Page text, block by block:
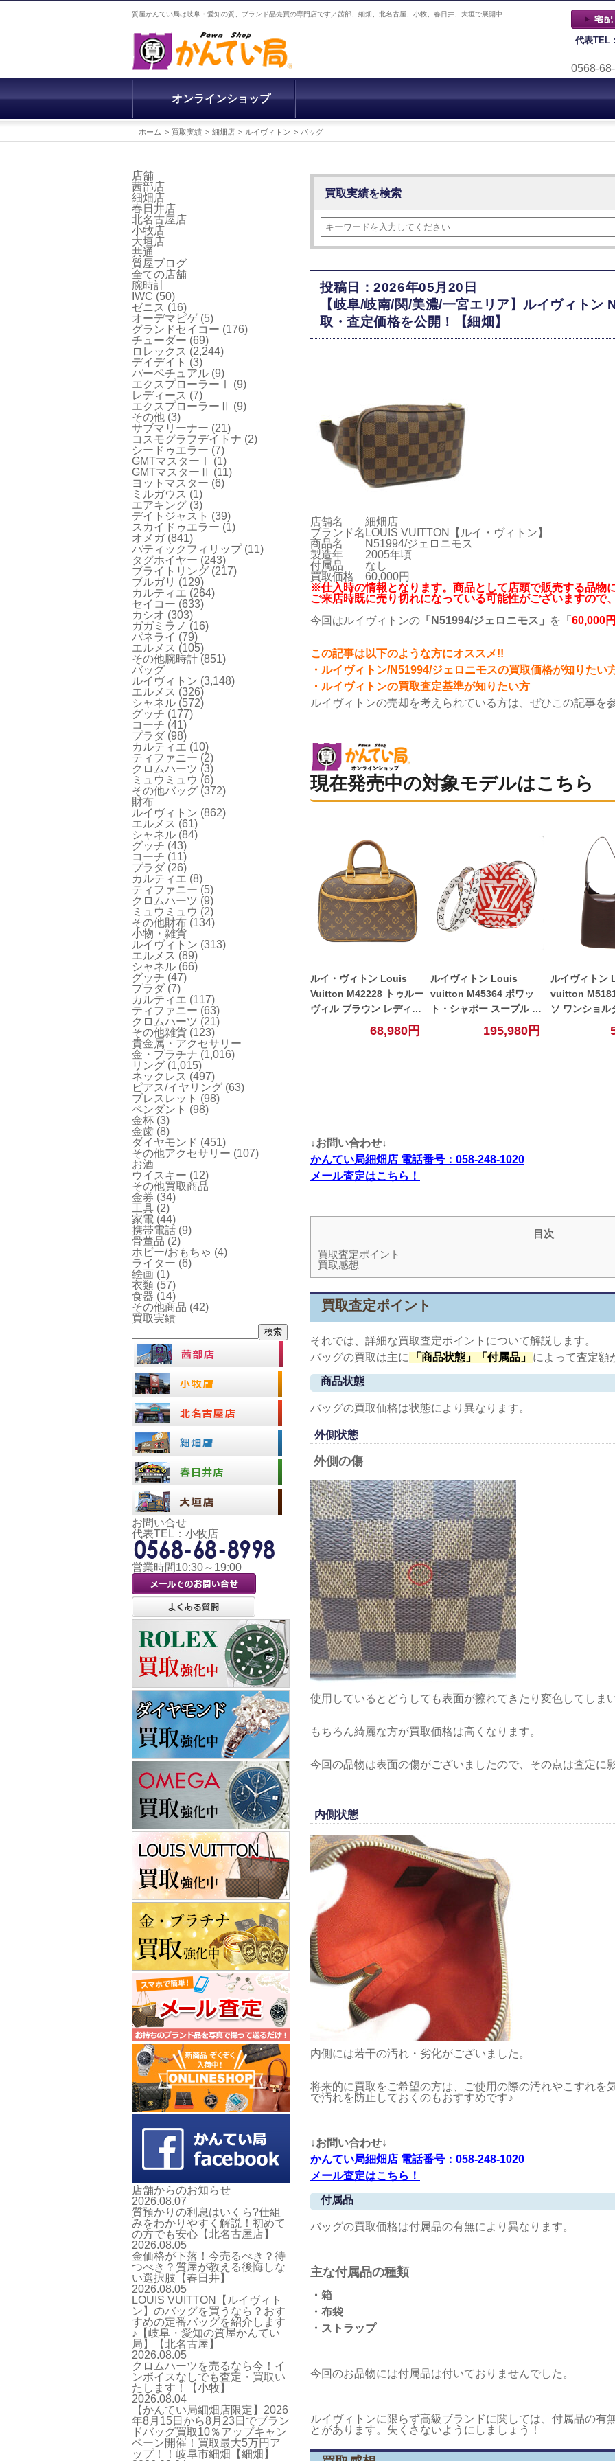
質屋かんてい局は岐阜・愛知の質、ブランド品売買の専門店です／茜部、細畑、北名古屋、小牧、春日井、大垣で展開中
代表TEL
0568-
オンラインショップ
ホーム 買取実績 細畑店 ルイヴィトン バッグ
買取実績を検索
投稿日：2026年05月20日
【岐阜/岐南/関/美濃/一宮エリア】ルイヴィトン
取・査定価格を公開！【細畑】
店舗名
細畑店
ブランド名 LOUIS VUITTON【ルイ・ヴィトン】
商品名
N51994/ジェロニモス
製造年
2005年頃
付属品
なし
買取価格
60,000円
※仕入時の情報となります。商品として店頭で販売する品物
ご来店時既に売り切れになっている可能性がございますので
今回はルイヴィトンの 「N51994/ジェロニモス」 を 「 60,000円
こ の記事は以下のような方にオススメ!!
・ルイヴィトン/N51994/ジェロニモスの買取価格が知りたい
・ルイヴィトンの買取査定基準が知りたい方
ルイヴィトンの売却を考えられている方は、ぜひこの記事を
現在発売中の対象モデルはこちら
ルイ・ヴィトン Louis
Vuitton M42228 トゥルー
ヴィル ブラウン レディー
68,980円
ルイヴィトン Louis
vuitton M45364 ポワッ
ト・シャポー スープル ル
ージュホワイト 【中古】
195,980円
ルイヴィトン
vuitton
ソ ワンショル
↓お問い合わせ↓
かんてい局細畑店 電話番号：058-248-1020
メール査定はこちら！
目次
買取査定ポイント
買取感想
買取査定ポイント
それでは、詳細な買取査定ポイントについて解説します。
バッグの買取は主に
「商品状態」「付属品」 によって査定額
商品状態
バッグの買取価格は状態により異なります。
外側状態
外側の傷
使用しているとどうしても表面が擦れてきたり変色してしまい
もちろん綺麗な方が買取価格は高くなります。
今回の品物は表面の傷がございましたので、その点は査定に
内側状態
内側には若干の汚れ・劣化がございました。
将来的に買取をご希望の方は、ご使用の際の汚れやこすれを
で汚れを防止しておくのもおすすめです♪
↓お問い合わせ↓
かんてい局細畑店 電話番号：058-248-1020
メール査定はこちら！
付属品
バッグの買取価格は付属品の有無により異なります。
主な付属品の種類
・箱
・布袋
・ストラップ
今回のお品物には付属品は付いておりませんでした。
ルイヴィトンに限らず高級ブランドに関しては、付属品の有
とがあります。失くさないようにしましょう！
店舗
茜部店
細畑店
春日井店
北名古屋店
小牧店
大垣店
共通
質屋ブログ
全ての店舗
腕時計
IWC (50)
ゼニス (16)
オーデマピゲ(5)
グランドセイコー (176)
チューダー (69)
ロレックス (2,244)
デイデイト (3)
パーペチュアル (9)
エクスプローラーⅠ
(9)
レディース (7)
エクスプローラーⅡ (9)
その他 (3)
サブマリーナー (21)
コスモグラフデイトナ (2)
シードゥエラー (7)
GMTマスターⅠ
(1)
GMTマスターⅡ (11)
ヨットマスター (6)
ミルガウス (1)
エアキング (3)
デイトジャスト (39)
スカイドゥエラー (1)
オメガ(841)
パティックフィリップ(11)
タグホイヤー (243)
ブライトリング (217)
ブルガリ (129)
カルティエ (264)
セイコー (633)
カシオ (303)
ガガミラノ (16)
パネライ (79)
エルメス (105)
その他腕時計 (851)
バッグ
ルイヴィトン (3,148)
エルメス (326)
シャネル (572)
グッチ (177)
コーチ (41)
プラダ (98)
カルティエ (10)
ティファニー (2)
クロムハーツ (3)
ミュウミュウ (6)
その他バッグ (372)
財布
ルイヴィトン (862)
エルメス (61)
シャネル (84)
グッチ (43)
コーチ (11)
プラダ (26)
カルティエ (8)
ティファニー (5)
クロムハーツ (9)
ミュウミュウ (2)
その他財布 (134)
小物・雑貨
ルイヴィトン (313)
エルメス (89)
シャネル (66)
グッチ (47)
プラダ (7)
カルティエ (117)
ティファニー (63)
クロムハーツ (21)
その他雑貨 (123)
貴金属・アクセサリー
金・プラチナ (1,016)
リング (1,015)
ネックレス (497)
ピアス/イヤリング (63)
ブレスレット (98)
ペンダント (98)
金杯 (3)
金歯 (8)
ダイヤモンド (451)
その他アクセサリー (107)
お酒
ウイスキー (12)
その他買取商品
金券 (34)
工具 (2)
家電 (44)
携帯電話 (9)
骨董品 (2)
ホビー/おもちゃ (4)
ライター (6)
絵画 (1)
衣類 (57)
食器 (14)
その他商品 (42)
買取実績
検索
お問い合せ
代表TEL：小牧店
営業時間10:30～19:00
店舗からのお知らせ
2026.08.07
質預かりの利息はいくら?仕組
みをわかりやすく解説！初めて
の方でも安心【北名古屋店】
2026.08.05
金価格が下落！今売るべき？待
つべき？質屋が教える後悔しな
い選択肢【春日井】
2026.08.05
LOUIS VUITTON【ルイヴィト
ン】のバッグを買うなら？おす
すめの定番バッグを紹介します
♪【岐阜・愛知の質屋かんてい
局】【北名古屋】
2026.08.05
クロムハーツを売るなら今！イ
ンボイスなしでも査定・買取い
たします！【小牧】
2026.08.04
【かんてい局細畑店限定】2026
年8月15日から8月23日でブラン
ドバッグ買取10％アップキャン
ペーン開催！買取最大5万円ア
ップ！！岐阜市細畑【細畑】